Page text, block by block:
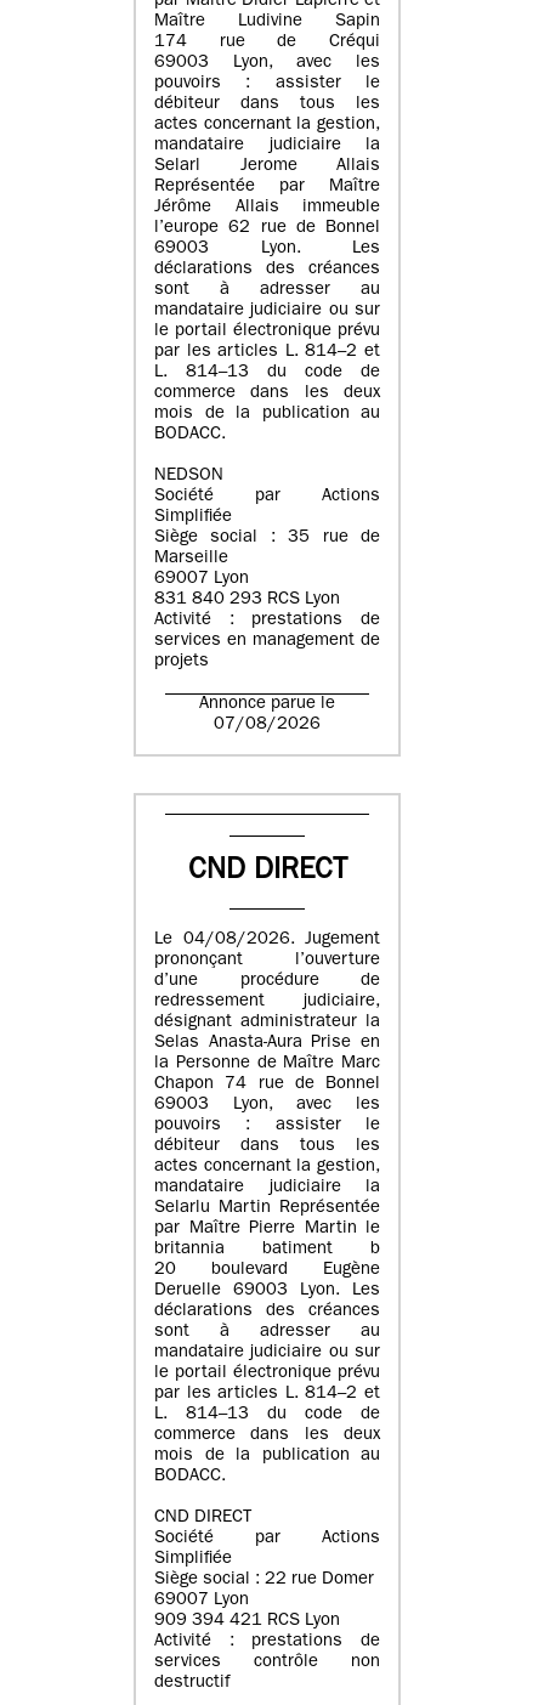
Maître Ludivine Sapin
174 rue de Créqui
69003 Lyon, avec les
pouvoirs : assister le
débiteur dans tous les
actes concernant la gestion,
mandataire judiciaire la
Selarl Jerome Allais
Représentée par Maître
Jérôme Allais immeuble
l’europe 62 rue de Bonnel
69003 Lyon. Les
déclarations des créances
sont à adresser au
mandataire judiciaire ou sur
le portail électronique prévu
par les articles L. 814–2 et
L. 814–13 du code de
commerce dans les deux
mois de la publication au
BODACC.
NEDSON
Société par Actions
Simplifiée
Siège social : 35 rue de
Marseille
69007 Lyon
831 840 293 RCS Lyon
Activité : prestations de
services en management de
projets
Annonce parue le
07/08/2026
CND DIRECT
Le 04/08/2026. Jugement
prononçant l’ouverture
d’une procédure de
redressement judiciaire,
désignant administrateur la
Selas Anasta-Aura Prise en
la Personne de Maître Marc
Chapon 74 rue de Bonnel
69003 Lyon, avec les
pouvoirs : assister le
débiteur dans tous les
actes concernant la gestion,
mandataire judiciaire la
Selarlu Martin Représentée
par Maître Pierre Martin le
britannia batiment b
20 boulevard Eugène
Deruelle 69003 Lyon. Les
déclarations des créances
sont à adresser au
mandataire judiciaire ou sur
le portail électronique prévu
par les articles L. 814–2 et
L. 814–13 du code de
commerce dans les deux
mois de la publication au
BODACC.
CND DIRECT
Société par Actions
Simplifiée
Siège social : 22 rue Domer
69007 Lyon
909 394 421 RCS Lyon
Activité : prestations de
services contrôle non
destructif